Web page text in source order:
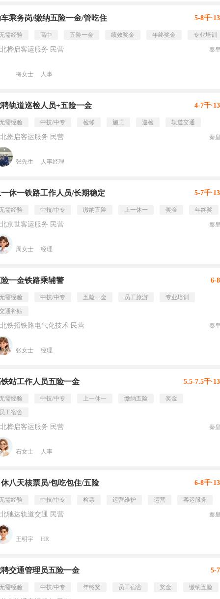
乘务岗/缴纳五险一金/管吃住 5-8千
需经验 高中 五险一金 绩效奖金 年终奖金 专业培训
桦启客运服务 民营 秦
梅女士 人事
轨道巡检人员+五险一金 4-7千
需经验 中技/中专 检修 施工 巡检 轨道交通
懋启客运服务 民营 秦
张先生 人事经理
休一铁路工作人员/长期稳定 5-7千
需经验 中技/中专 缴纳五险 上一休一 奖金 年终奖
京世客运服务 民营 秦
周女士 经理
一金铁路乘辅警 6-
需经验 中技/中专 五险一金 员工旅游
专业培训
通补贴
铁招铁路电气化技术 民营 秦
张女士 经理
站工作人员五险一金 5.5-7.5千
需经验 中技/中专 上一休一 缴纳五险
奖金
工宿舍
桦启客运服务 民营 秦
石女士 人事
八天核票员/包吃包住/五险 6-8千
需经验 中技/中专 检票 运营维护 运营 客运服务
驰达轨道交通 民营 秦
王明宇 HR
交通管理员五险一金 5-
需经验 中技/中专 年终奖 员工宿舍 奖金 缴纳五险